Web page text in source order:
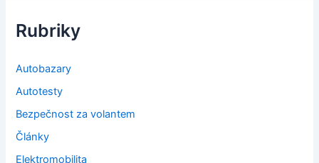
Rubriky
Autobazary
Autotesty
Bezpečnost za volantem
Články
Elektromobilita